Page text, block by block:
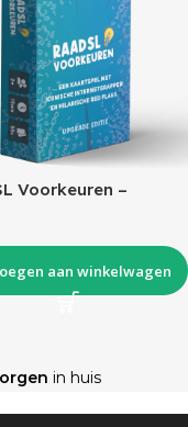
Voorkeuren –
aan winkelwagen
in huis